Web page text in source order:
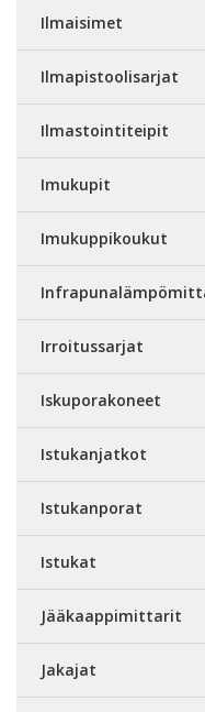
Ilmaisimet
Ilmapistoolisarjat
Ilmastointiteipit
Imukupit
Imukuppikoukut
Irroitussarjat
Iskuporakoneet
Istukanjatkot
Istukanporat
Istukat
Jääkaappimittarit
Jakajat